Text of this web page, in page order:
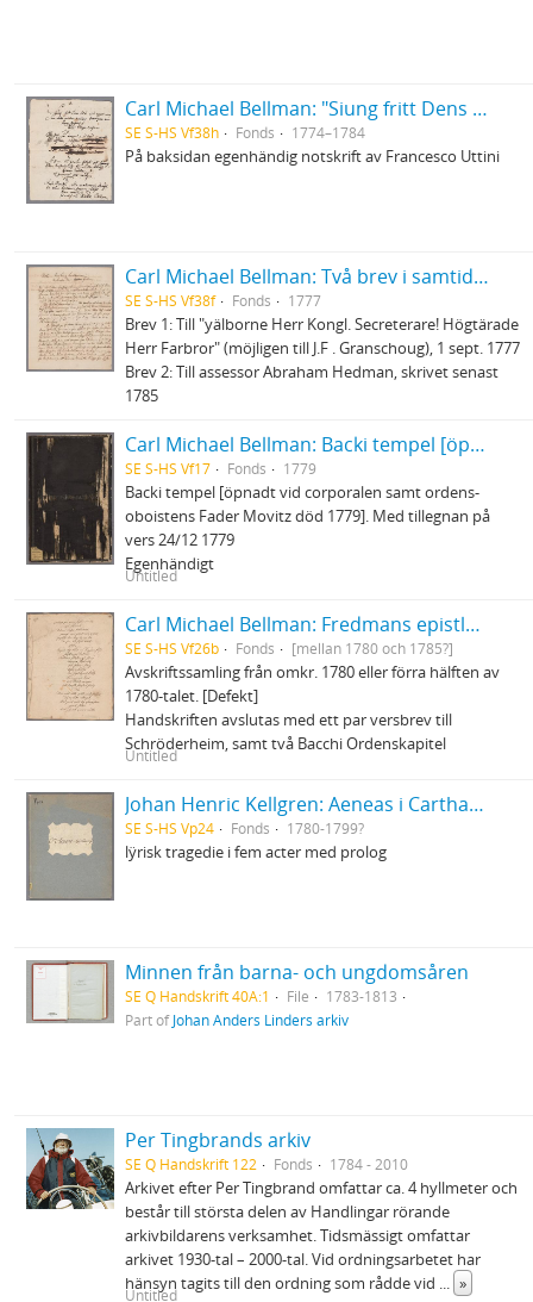
Carl Michael Bellman: "Siung fritt Dens Skål wid cyperwin ... "
SE S-HS Vf38h Fonds 1774–1784
På baksidan egenhändig notskrift av Francesco Uttini
Carl Michael Bellman: Två brev i samtida avskrift
SE S-HS Vf38f Fonds 1777
Brev 1: Till "yälborne Herr Kongl. Secreterare! Högtärade
Herr Farbror" (möjligen till J.F . Granschoug), 1 sept. 1777
Brev 2: Till assessor Abraham Hedman, skrivet senast
1785
Carl Michael Bellman: Backi tempel [öpnadt vid corporalen samt ordens-oboistens Fader Movitz död 1779]
SE S-HS Vf17 Fonds 1779
Backi tempel [öpnadt vid corporalen samt ordens-
oboistens Fader Movitz död 1779]. Med tillegnan på
vers 24/12 1779
Egenhändigt
Untitled
Carl Michael Bellman: Fredmans epistlar och sånger m.fl. Bellman-texter
SE S-HS Vf26b Fonds [mellan 1780 och 1785?]
Avskriftssamling från omkr. 1780 eller förra hälften av
1780-talet. [Defekt]
Handskriften avslutas med ett par versbrev till
Schröderheim, samt två Bacchi Ordenskapitel
Untitled
Johan Henric Kellgren: Aeneas i Carthago
SE S-HS Vp24 Fonds 1780-1799?
lÿrisk tragedie i fem acter med prolog
Minnen från barna- och ungdomsåren
SE Q Handskrift 40A:1 File
1783-1813
Part ofJohan Anders Linders arkiv
Per Tingbrands arkiv
SE Q Handskrift 122 Fonds 1784 - 2010
Arkivet efter Per Tingbrand omfattar ca. 4 hyllmeter och
består till största delen av Handlingar rörande
arkivbildarens verksamhet. Tidsmässigt omfattar
arkivet 1930-tal – 2000-tal. Vid ordningsarbetet har
hänsyn tagits till den ordning som rådde vid ... »
Untitled